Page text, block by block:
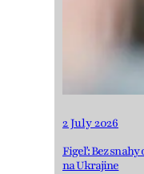
2 July 2026
Figeľ: Bez snahy
na Ukrajine